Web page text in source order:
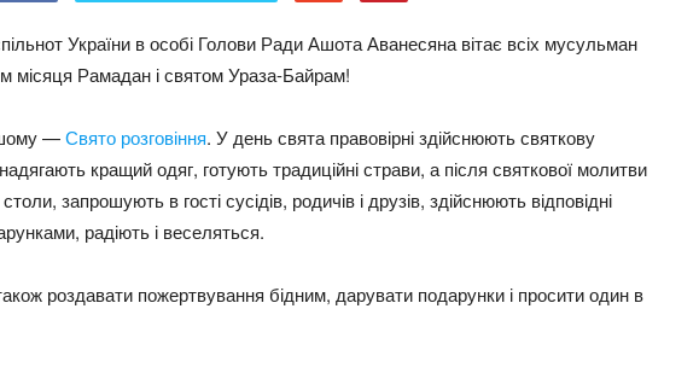
України в особі Голови Ради Ашота Аванесяна вітає всіх мусульман
місяця Рамадан і святом Ураза-Байрам!
—Свято розговіння. У день свята правовірні здійснюють святкову
кращий одяг, готують традиційні страви, а після святкової молитви
запрошують в гості сусідів, родичів і друзів, здійснюють відповідні
радіють і веселяться.
роздавати пожертвування бідним, дарувати подарунки і просити один в